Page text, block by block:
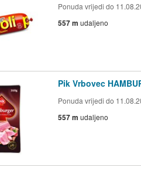
Ponuda vrijedi do
557 m udaljeno
Pik Vrbovec
Ponuda vrijedi do
557 m udaljeno